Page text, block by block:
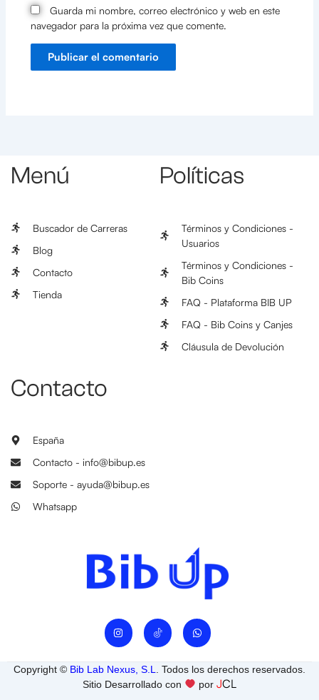
Guarda mi nombre, correo electrónico y web en este
navegador para la próxima vez que comente.
I
n
a
g
r
W
h
s
a
p
p
Menú
Buscador de Carreras
Blog
Contacto
Tienda
Políticas
Términos y Condiciones -
Usuarios
Términos y Condiciones -
Bib Coins
FAQ - Plataforma BIB UP
FAQ - Bib Coins y Canjes
Cláusula de Devolución
Contacto
España
Contacto - info@bibup.es
Soporte - ayuda@bibup.es
Whatsapp
Copyright © Bib Lab Nexus, S.L
. Todos los derechos reservados.
Sitio Desarrollado con
por JCL